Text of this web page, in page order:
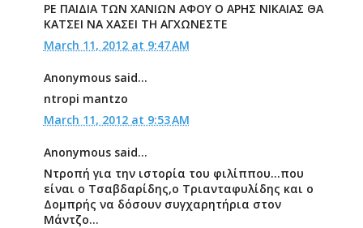
ΡΕ ΠΑΙΔΙΑ ΤΩΝ ΧΑΝΙΩΝ ΑΦΟΥ Ο ΑΡΗΣ ΝΙΚΑΙΑΣ ΘΑ
ΚΑΤΣΕΙ ΝΑ ΧΑΣΕΙ ΤΗ ΑΓΧΩΝΕΣΤΕ
March 11, 2012 at 9:47 AM
Anonymous said...
ntropi mantzo
March 11, 2012 at 9:53 AM
Anonymous said...
Ντροπή για την ιστορία του φιλίππου...που
είναι ο Τσαβδαρίδης,ο Τριανταφυλίδης και ο
Δομπρής να δόσουν συγχαρητήρια στον
Μάντζο...